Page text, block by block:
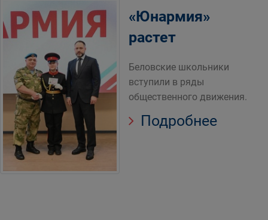
«Юнармия»
растет
Беловские школьники
вступили в ряды
общественного движения.
Подробнее